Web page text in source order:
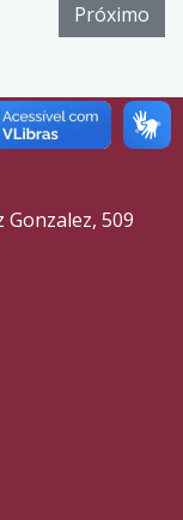
Próximo
Gonzalez, 509